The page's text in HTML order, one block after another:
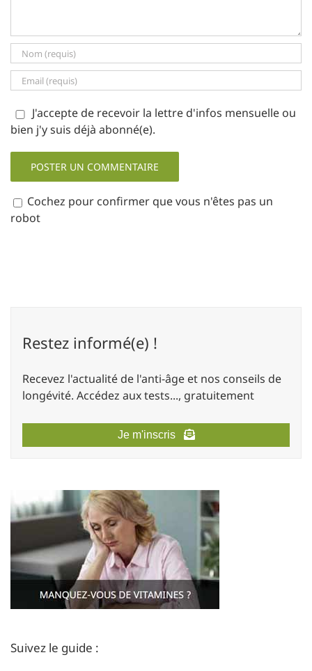
J'accepte de recevoir la lettre d'infos mensuelle ou
bien j'y suis déjà abonné(e).
Cochez pour confirmer que vous n'êtes pas un
robot
Restez informé(e) !
Recevez l'actualité de l'anti-âge et nos conseils de
longévité. Accédez aux tests..., gratuitement
Je m'inscris
Suivez le guide :